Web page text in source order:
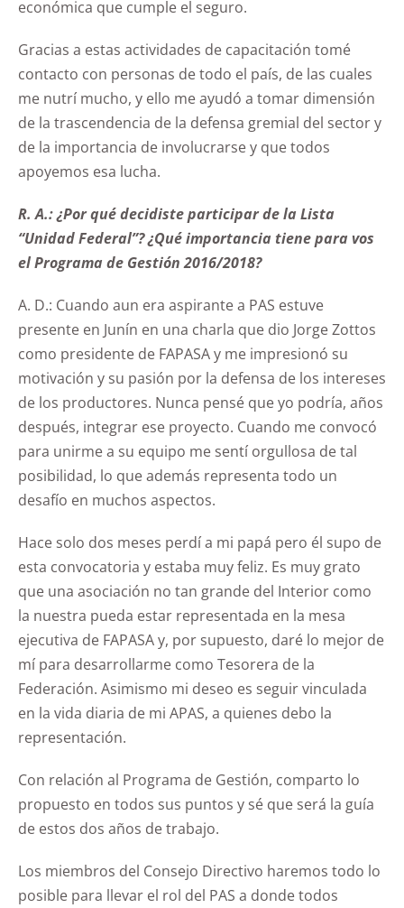
económica que cumple el seguro.
Gracias a estas actividades de capacitación tomé
contacto con personas de todo el país, de las cuales
me nutrí mucho, y ello me ayudó a tomar dimensión
de la trascendencia de la defensa gremial del sector y
de la importancia de involucrarse y que todos
apoyemos esa lucha.
R. A.: ¿Por qué decidiste participar de la Lista
“Unidad Federal”? ¿Qué importancia tiene para vos
el Programa de Gestión 2016/2018?
A. D.: Cuando aun era aspirante a PAS estuve
presente en Junín en una charla que dio Jorge Zottos
como presidente de FAPASA y me impresionó su
motivación y su pasión por la defensa de los intereses
de los productores. Nunca pensé que yo podría, años
después, integrar ese proyecto. Cuando me convocó
para unirme a su equipo me sentí orgullosa de tal
posibilidad, lo que además representa todo un
desafío en muchos aspectos.
Hace solo dos meses perdí a mi papá pero él supo de
esta convocatoria y estaba muy feliz. Es muy grato
que una asociación no tan grande del Interior como
la nuestra pueda estar representada en la mesa
ejecutiva de FAPASA y, por supuesto, daré lo mejor de
mí para desarrollarme como Tesorera de la
Federación. Asimismo mi deseo es seguir vinculada
en la vida diaria de mi APAS, a quienes debo la
representación.
Con relación al Programa de Gestión, comparto lo
propuesto en todos sus puntos y sé que será la guía
de estos dos años de trabajo.
Los miembros del Consejo Directivo haremos todo lo
posible para llevar el rol del PAS a donde todos